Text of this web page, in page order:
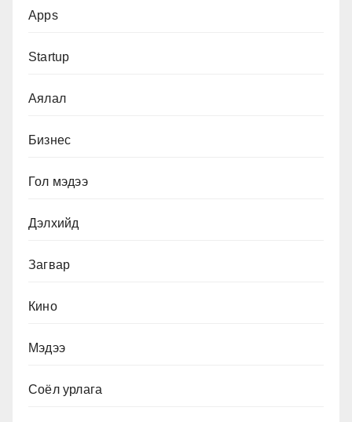
Apps
Startup
Аялал
Бизнес
Гол мэдээ
Дэлхийд
Загвар
Кино
Мэдээ
Соёл урлага